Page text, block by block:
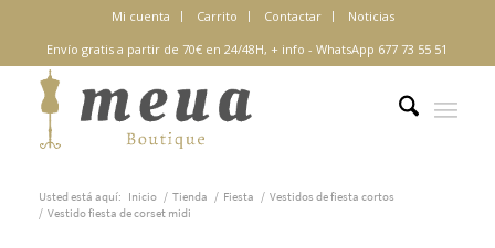
Mi cuenta Carrito Contactar
Noticias
Envío gratis a partir de 70€ en 24/48H, + info -WhatsApp 677 73 55 51
Usted está aquí: Inicio / Tienda / Fiesta / Vestidos de fiesta cortos
/ Vestido fiesta de corset midi